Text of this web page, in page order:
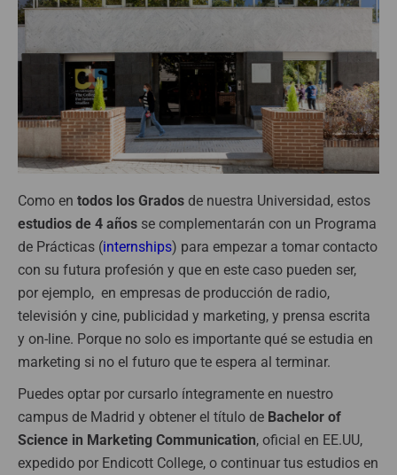
Como en todos los Grados de nuestra Universidad, estos
estudios de 4 años se complementarán con un Programa
de Prácticas (internships) para empezar a tomar contacto
con su futura profesión y que en este caso pueden ser,
por ejemplo, en empresas de producción de radio,
televisión y cine, publicidad y marketing, y prensa escrita
y on-line. Porque no solo es importante qué se estudia en
marketing si no el futuro que te espera al terminar.
Puedes optar por cursarlo íntegramente en nuestro
campus de Madrid y obtener el título de Bachelor of
Science in Marketing Communication, oficial en EE.UU,
expedido por Endicott College, o continuar tus estudios en